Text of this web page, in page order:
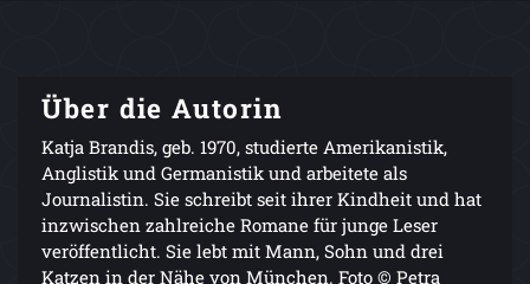
Über die Autorin
Katja Brandis, geb. 1970, studierte Amerikanistik,
Anglistik und Germanistik und arbeitete als
Journalistin. Sie schreibt seit ihrer Kindheit und hat
inzwischen zahlreiche Romane für junge Leser
veröffentlicht. Sie lebt mit Mann, Sohn und drei
Katzen in der Nähe von München. Foto © Petra